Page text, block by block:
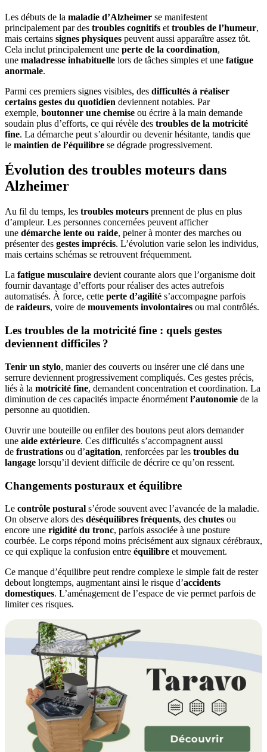
Les débuts de la maladie d’Alzheimer se manifestent
principalement par des troubles cognitifs et troubles de l’humeur,
mais certains signes physiques peuvent aussi apparaître assez tôt.
Cela inclut principalement une perte de la coordination,
une maladresse inhabituelle lors de tâches simples et une fatigue
anormale.
Parmi ces premiers signes visibles, des difficultés à réaliser
certains gestes du quotidien deviennent notables. Par
exemple, boutonner une chemise ou écrire à la main demande
soudain plus d’efforts, ce qui révèle des troubles de la motricité
fine. La démarche peut s’alourdir ou devenir hésitante, tandis que
le maintien de l’équilibre se dégrade progressivement.
Évolution des troubles moteurs dans
Alzheimer
Au fil du temps, les troubles moteurs prennent de plus en plus
d’ampleur. Les personnes concernées peuvent afficher
une démarche lente ou raide, peiner à monter des marches ou
présenter des gestes imprécis. L’évolution varie selon les individus,
mais certains schémas se retrouvent fréquemment.
La fatigue musculaire devient courante alors que l’organisme doit
fournir davantage d’efforts pour réaliser des actes autrefois
automatisés. À force, cette perte d’agilité s’accompagne parfois
de raideurs, voire de mouvements involontaires ou mal contrôlés.
Les troubles de la motricité fine : quels gestes
deviennent difficiles ?
Tenir un stylo, manier des couverts ou insérer une clé dans une
serrure deviennent progressivement compliqués. Ces gestes précis,
liés à la motricité fine, demandent concentration et coordination. La
diminution de ces capacités impacte énormément l’autonomie de la
personne au quotidien.
Ouvrir une bouteille ou enfiler des boutons peut alors demander
une aide extérieure. Ces difficultés s’accompagnent aussi
de frustrations ou d’agitation, renforcées par les troubles du
langage lorsqu’il devient difficile de décrire ce qu’on ressent.
Changements posturaux et équilibre
Le contrôle postural s’érode souvent avec l’avancée de la maladie.
On observe alors des déséquilibres fréquents, des chutes ou
encore une rigidité du tronc, parfois associée à une posture
courbée. Le corps répond moins précisément aux signaux cérébraux,
ce qui explique la confusion entre équilibre et mouvement.
Ce manque d’équilibre peut rendre complexe le simple fait de rester
debout longtemps, augmentant ainsi le risque d’accidents
domestiques. L’aménagement de l’espace de vie permet parfois de
limiter ces risques.